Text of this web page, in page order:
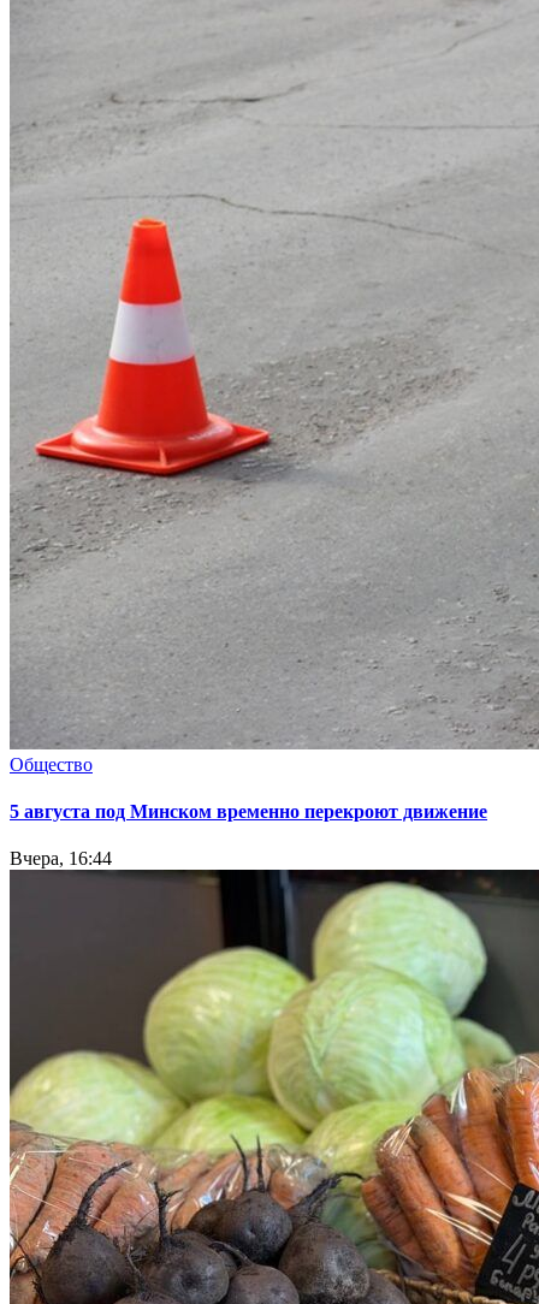
Общество
5 августа под Минском временно перекроют движение
Вчера, 16:44